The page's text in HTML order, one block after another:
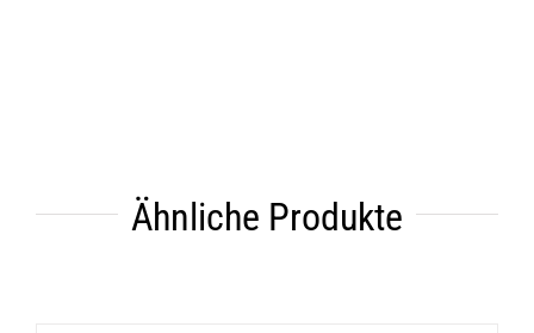
Ähnliche Produkte